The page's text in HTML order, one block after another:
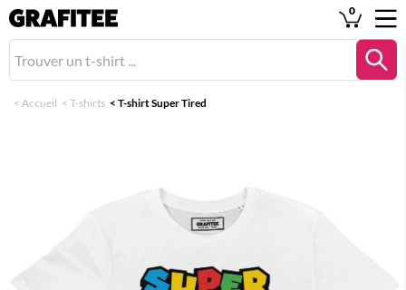
0
< Accueil < T-shirts < T-shirt Super Tired